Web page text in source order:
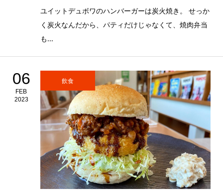
ユイットデュボワのハンバーガーは炭火焼き。 せっか
く炭火なんだから、パティだけじゃなくて、焼肉弁当
も...
06
FEB
2023
飲食